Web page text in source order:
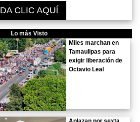
DA CLIC AQUÍ
Lo más Visto
Miles marchan en
Tamaulipas para
exigir liberación de
Octavio Leal